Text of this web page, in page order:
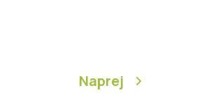
Naprej